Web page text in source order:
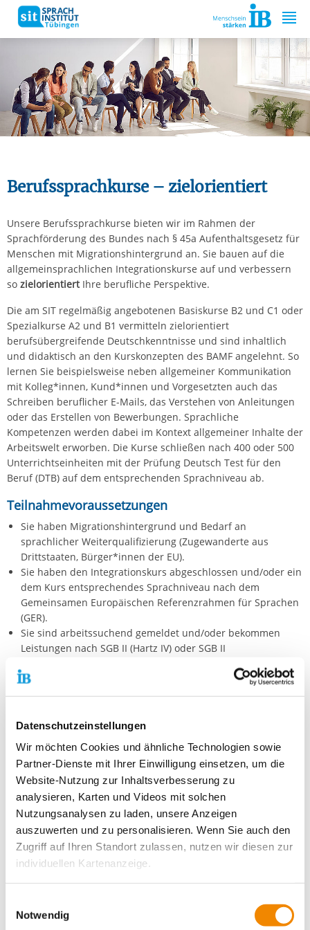
Datenschutzeinstellungen
Wir möchten Cookies und ähnliche Technologien sowie
Partner-Dienste mit Ihrer Einwilligung einsetzen, um die
Website-Nutzung zur Inhaltsverbesserung zu
analysieren, Karten und Videos mit solchen
Nutzungsanalysen zu laden, unsere Anzeigen
auszuwerten und zu personalisieren. Wenn Sie auch den
Zugriff auf Ihren Standort zulassen, nutzen wir diesen zur
individuellen Kartenanzeige.
unsere Partner Daten wie Ihre IP-Adresse und
Notwendig
Springe zum Inhalt
Berufssprachkurse – zielorientiert
Unsere Berufssprachkurse bieten wir im Rahmen der
Sprachförderung des Bundes nach § 45a Aufenthaltsgesetz für
Menschen mit Migrationshintergrund an. Sie bauen auf die
allgemeinsprachlichen Integrationskurse auf und verbessern
so zielorientiertIhre berufliche Perspektive.
Die am SIT regelmäßig angebotenen Basiskurse B2 und C1 oder
Spezialkurse A2 und B1 vermitteln zielorientiert
berufsübergreifende Deutschkenntnisse und sind inhaltlich
und didaktisch an den Kurskonzepten des BAMF angelehnt. So
lernen Sie beispielsweise neben allgemeiner Kommunikation
mit Kolleg*innen, Kund*innen und Vorgesetzten auch das
Schreiben beruflicher E-Mails, das Verstehen von Anleitungen
oder das Erstellen von Bewerbungen. Sprachliche
Kompetenzen werden dabei im Kontext allgemeiner Inhalte der
Arbeitswelt erworben. Die Kurse schließen nach 400 oder 500
Unterrichtseinheiten mit der Prüfung Deutsch Test für den
Beruf (DTB) auf dem entsprechenden Sprachniveau ab.
Teilnahmevoraussetzungen
Sie haben Migrationshintergrund und Bedarf an
sprachlicher Weiterqualifizierung (Zugewanderte aus
Drittstaaten, Bürger*innen der EU).
Sie haben den Integrationskurs abgeschlossen und/oder ein
dem Kurs entsprechendes Sprachniveau nach dem
Gemeinsamen Europäischen Referenzrahmen für Sprachen
(GER).
Sie sind arbeitssuchend gemeldet und/oder bekommen
Leistungen nach SGB II (Hartz IV) oder SGB II
Sie sind in einer Ausbildung oder auf Ausbildungssuche.
Sie befinden sich im Anerkennungsverfahren für Ihren
Sie sind beschäftigt, haben aber keine ausreichenden
Eine Teilnahmeberechtigung bekommen Sie beim Jobcenter
oder der Agentur für Arbeit. Beschäftigte und Auszubildende
können direkt beim BAMF einen Antrag stellen. Weitere
Informationen finden Sie auch auf derHomepage des BAMF
Die Teilnahme ist in der Regel kostenlos, außerdem können Sie
Fahrgeld beantragen.
Ihren Pass und das Zertifikat/Ergebnis Ihrer letzten
Sprachprüfung mit.